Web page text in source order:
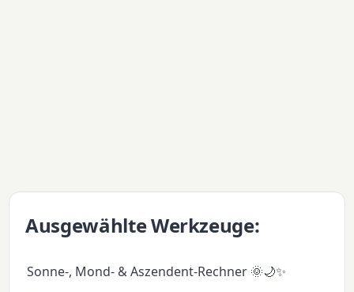
Ausgewählte Werkzeuge:
Sonne-, Mond- & Aszendent-Rechner 🌞🌙✨